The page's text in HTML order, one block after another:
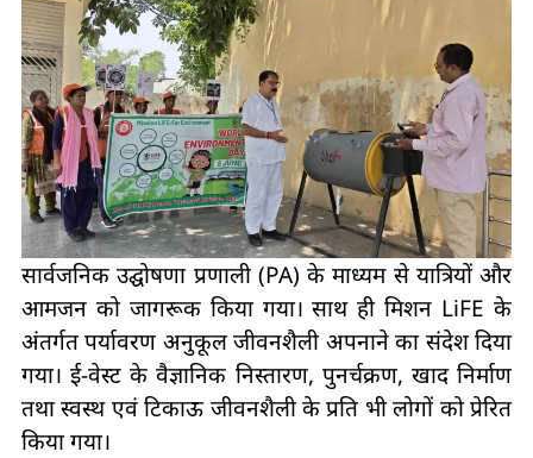
सार्वजनिक उद्घोषणा प्रणाली (PA) के माध्यम से यात्रियों और
आमजन को जागरूक किया गया। साथ ही मिशन LiFE के
अंतर्गत पर्यावरण अनुकूल जीवनशैली अपनाने का संदेश दिया
गया। ई-वेस्ट के वैज्ञानिक निस्तारण, पुनर्चक्रण, खाद निर्माण
तथा स्वस्थ एवं टिकाऊ जीवनशैली के प्रति भी लोगों को प्रेरित
किया गया।